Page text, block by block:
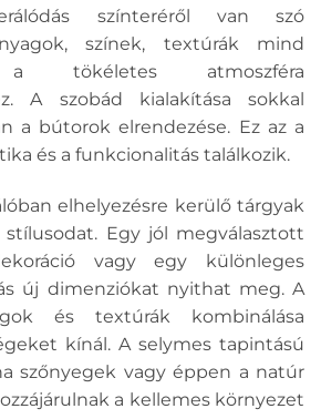
színteréről van szó
színek, textúrák mind
a tökéletes atmoszféra
A szobád kialakítása sokkal
a bútorok elrendezése. Ez az a
és a funkcionalitás találkozik.
elhelyezésre kerülő tárgyak
Egy jól megválasztott
vagy egy különleges
új dimenziókat nyithat meg. A
és textúrák kombinálása
kínál. A selymes tapintású
szőnyegek vagy éppen a natúr
a kellemes környezet